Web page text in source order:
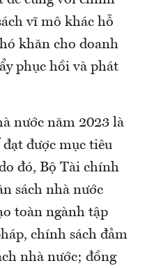
vĩ mô khác hỗ
khăn cho doanh
phục hồi và phát
nước năm 2023 là
được mục tiêu
đó, Bộ Tài chính
sách nhà nước
toàn ngành tập
chính sách đảm
nhà nước; đồng